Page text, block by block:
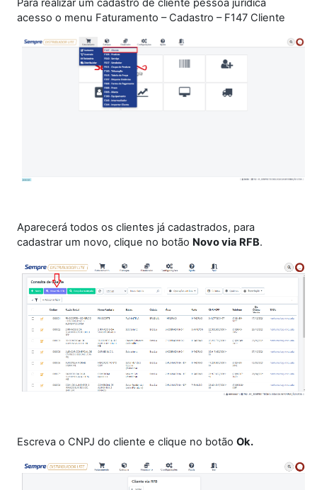
Para realizar um cadastro de cliente pessoa jurídica
acesso o menu Faturamento – Cadastro – F147 Cliente
Aparecerá todos os clientes já cadastrados, para
cadastrar um novo, clique no botão Novo via RFB.
Escreva o CNPJ do cliente e clique no botão Ok.